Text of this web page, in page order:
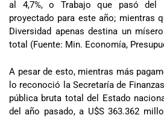
al 4,7%, o Trabajo que pasó del
proyectado para este año; mientras
Diversidad apenas destina un
total (Fuente: Min. Economía,
A pesar de esto, mientras más
lo reconoció la Secretaría de
pública bruta total del Estado
del año pasado, a U$S 363.362